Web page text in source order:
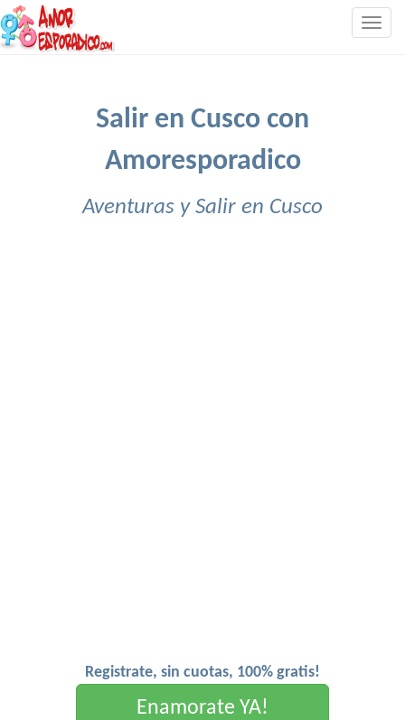
Salir en Cusco con
Amoresporadico
Aventuras y Salir en Cusco
Registrate, sin cuotas, 100% gratis!
Enamorate YA!